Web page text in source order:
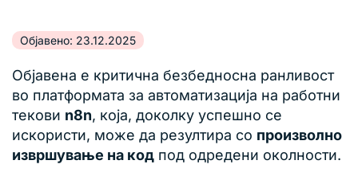
Објавено: 23.12.2025
Објавена е критична безбедносна ранливост
во платформата за автоматизација на работни
текови n8n, која, доколку успешно се
искористи, може да резултира со произволно
извршување на код под одредени околности.